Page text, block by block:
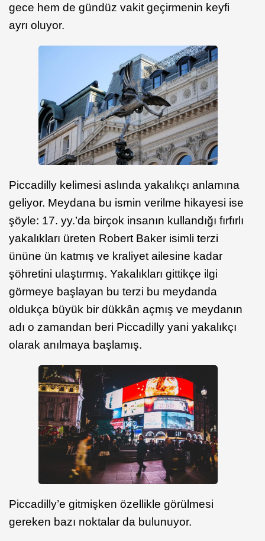
gece hem de gündüz vakit geçirmenin keyfi
ayrı oluyor.
Piccadilly kelimesi aslında yakalıkçı anlamına
geliyor. Meydana bu ismin verilme hikayesi ise
şöyle: 17. yy.’da birçok insanın kullandığı fırfırlı
yakalıkları üreten Robert Baker isimli terzi
ününe ün katmış ve kraliyet ailesine kadar
şöhretini ulaştırmış. Yakalıkları gittikçe ilgi
görmeye başlayan bu terzi bu meydanda
oldukça büyük bir dükkân açmış ve meydanın
adı o zamandan beri Piccadilly yani yakalıkçı
olarak anılmaya başlamış.
Piccadilly’e gitmişken özellikle görülmesi
gereken bazı noktalar da bulunuyor.